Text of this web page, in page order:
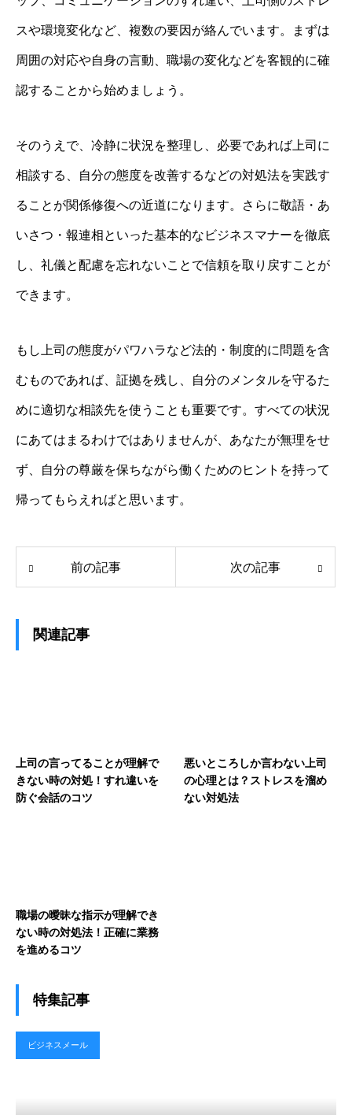
スや環境変化など、複数の要因が絡んでいます。まずは
周囲の対応や自身の言動、職場の変化などを客観的に確
認することから始めましょう。
そのうえで、冷静に状況を整理し、必要であれば上司に
相談する、自分の態度を改善するなどの対処法を実践す
ることが関係修復への近道になります。さらに敬語・あ
いさつ・報連相といった基本的なビジネスマナーを徹底
し、礼儀と配慮を忘れないことで信頼を取り戻すことが
できます。
もし上司の態度がパワハラなど法的・制度的に問題を含
むものであれば、証拠を残し、自分のメンタルを守るた
めに適切な相談先を使うことも重要です。すべての状況
にあてはまるわけではありませんが、あなたが無理をせ
ず、自分の尊厳を保ちながら働くためのヒントを持って
帰ってもらえればと思います。
前の記事 次の記事
関連記事
上司の言ってることが理解で
きない時の対処！すれ違いを
防ぐ会話のコツ
悪いところしか言わない上司
の心理とは？ストレスを溜め
ない対処法
職場の曖昧な指示が理解でき
ない時の対処法！正確に業務
を進めるコツ
特集記事
ビジネスメール